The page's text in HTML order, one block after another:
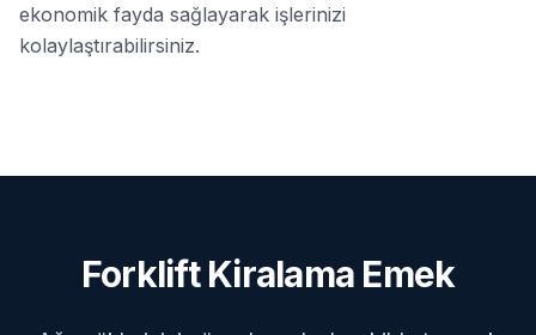
ekonomik fayda sağlayarak işlerinizi
kolaylaştırabilirsiniz.
Forklift Kiralama Emek